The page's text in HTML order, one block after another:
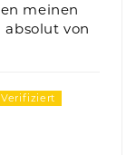
meinen
von